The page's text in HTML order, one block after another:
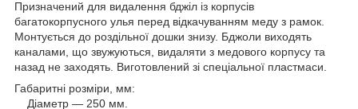
Призначений для видалення бджіл із корпусів
багатокорпусного улья перед відкачуванням меду з рамок.
Монтується до роздільної дошки знизу. Бджоли виходять
каналами, що звужуються, видаляти з медового корпусу та
назад не заходять. Виготовлений зі спеціальної пластмаси.
Габаритні розміри, мм:
Діаметр — 250 мм.